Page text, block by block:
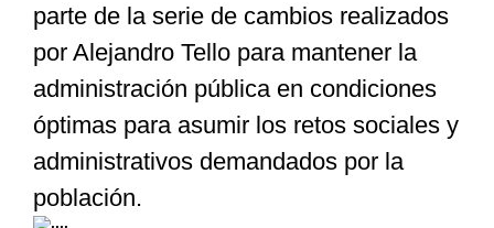
parte de la serie de cambios realizados
por Alejandro Tello para mantener la
administración pública en condiciones
óptimas para asumir los retos sociales y
administrativos demandados por la
población.